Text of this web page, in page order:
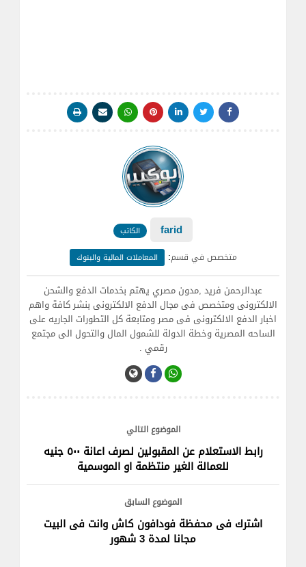
farid الكاتب
متخصص في قسم: المعاملات المالية والبنوك
عبدالرحمن فريد ,مدون مصري يهتم بخدمات الدفع والشحن
الالكترونى ومتخصص فى مجال الدفع الالكترونى بنشر كافة واهم
اخبار الدفع الالكترونى فى مصر ومتابعة كل التطورات الجاريه على
الساحه المصرية وخطة الدولة للشمول المال والتحول الى مجتمع
رقمي .
الموضوع التالي
رابط الاستعلام عن المقبولين لصرف اعانة ٥٠٠ جنيه
للعمالة الغير منتظمة او الموسمية
الموضوع السابق
اشترك فى محفظة فودافون كاش وانت فى البيت
مجانا لمدة 3 شهور